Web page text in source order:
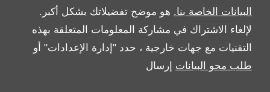
البيانات الخاصة بنا. هو موضح تفضيلاتك بشكل أكبر.
لإلغاء الاشتراك في مشاركة المعلومات المتعلقة بهذه
التقنيات مع جهات خارجية ، حدد "إدارة الإعدادات" أو
طلب محو البيانات إرسال
Follow بريمير موتورز